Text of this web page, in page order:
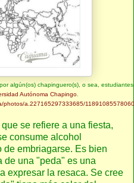
algún(os) chapinguero(s), o sea,
Autónoma Chapingo.
photos/a.227165297333685/
se refiere a una fiesta,
consume alcohol
de embriagarse. Es bien
de una "peda" es una
expresar la resaca. Se cree